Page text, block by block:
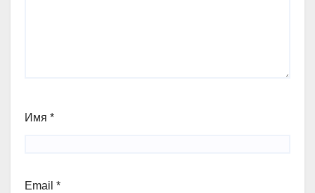
Имя *
Email *